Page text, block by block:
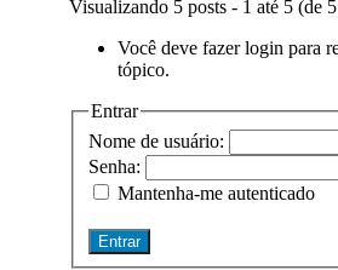
Visualizando 5 posts - 1 até 5 (de
Você deve fazer login para
tópico.
Entrar
Nome de usuário:
Senha:
Mantenha-me autenticado
Entrar